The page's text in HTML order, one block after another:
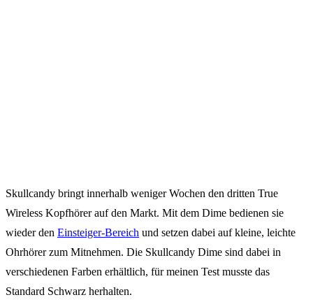
Skullcandy bringt innerhalb weniger Wochen den dritten True
Wireless Kopfhörer auf den Markt. Mit dem Dime bedienen sie
wieder den Einsteiger-Bereich und setzen dabei auf kleine, leichte
Ohrhörer zum Mitnehmen. Die Skullcandy Dime sind dabei in
verschiedenen Farben erhältlich, für meinen Test musste das
Standard Schwarz herhalten.